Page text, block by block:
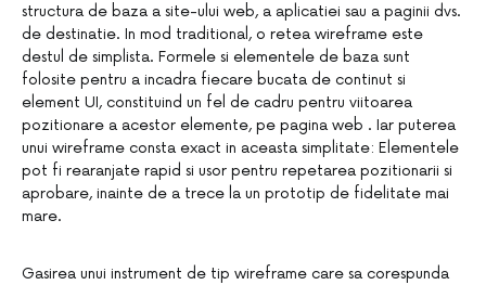
structura de baza a site-ului web, a aplicatiei sau a paginii dvs.
de destinatie. In mod traditional, o retea wireframe este
destul de simplista. Formele si elementele de baza sunt
folosite pentru a incadra fiecare bucata de continut si
element UI, constituind un fel de cadru pentru viitoarea
pozitionare a acestor elemente, pe pagina web . Iar puterea
unui wireframe consta exact in aceasta simplitate: Elementele
pot fi rearanjate rapid si usor pentru repetarea pozitionarii si
aprobare, inainte de a trece la un prototip de fidelitate mai
mare.
Gasirea unui instrument de tip wireframe care sa corespunda